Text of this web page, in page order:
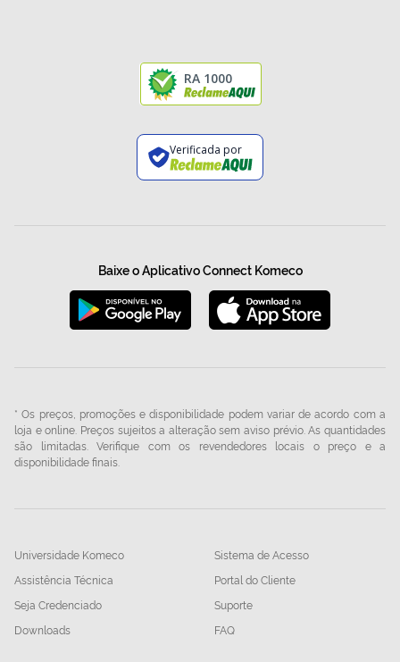
RA 1000
Verificada por
Baixe o Aplicativo Connect Komeco
* Os preços, promoções e disponibilidade podem variar de acordo com a
loja e online. Preços sujeitos a alteração sem aviso prévio. As quantidades
são limitadas. Verifique com os revendedores locais o preço e a
disponibilidade finais.
Universidade Komeco
Assistência Técnica
Seja Credenciado
Downloads
Sistema de Acesso
Portal do Cliente
Suporte
FAQ